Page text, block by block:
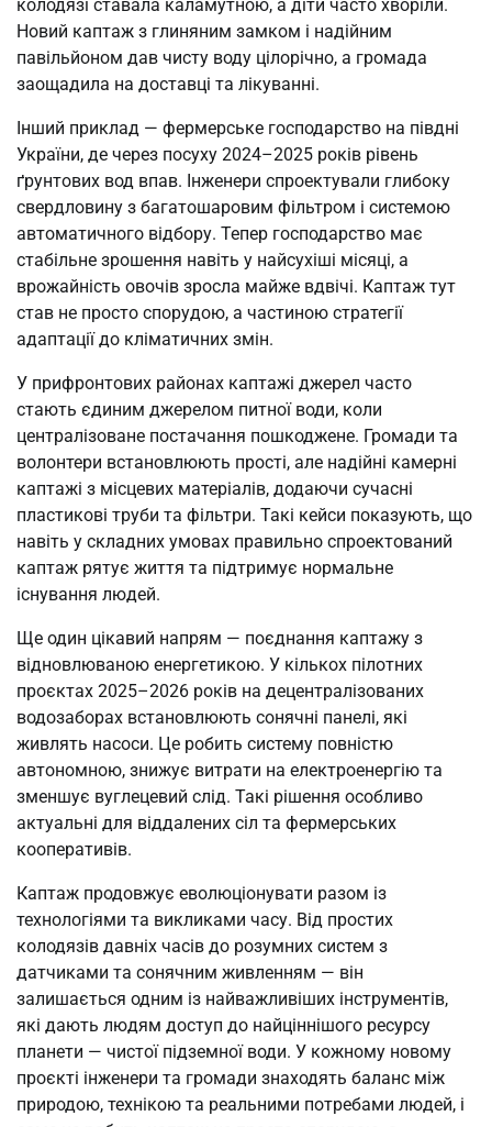
колодязі ставала каламутною, а діти часто хворіли.
Новий каптаж з глиняним замком і надійним
павільйоном дав чисту воду цілорічно, а громада
заощадила на доставці та лікуванні.
Інший приклад — фермерське господарство на півдні
України, де через посуху 2024–2025 років рівень
ґрунтових вод впав. Інженери спроектували глибоку
свердловину з багатошаровим фільтром і системою
автоматичного відбору. Тепер господарство має
стабільне зрошення навіть у найсухіші місяці, а
врожайність овочів зросла майже вдвічі. Каптаж тут
став не просто спорудою, а частиною стратегії
адаптації до кліматичних змін.
У прифронтових районах каптажі джерел часто
стають єдиним джерелом питної води, коли
централізоване постачання пошкоджене. Громади та
волонтери встановлюють прості, але надійні камерні
каптажі з місцевих матеріалів, додаючи сучасні
пластикові труби та фільтри. Такі кейси показують, що
навіть у складних умовах правильно спроектований
каптаж рятує життя та підтримує нормальне
існування людей.
Ще один цікавий напрям — поєднання каптажу з
відновлюваною енергетикою. У кількох пілотних
проєктах 2025–2026 років на децентралізованих
водозаборах встановлюють сонячні панелі, які
живлять насоси. Це робить систему повністю
автономною, знижує витрати на електроенергію та
зменшує вуглецевий слід. Такі рішення особливо
актуальні для віддалених сіл та фермерських
кооперативів.
Каптаж продовжує еволюціонувати разом із
технологіями та викликами часу. Від простих
колодязів давніх часів до розумних систем з
датчиками та сонячним живленням — він
залишається одним із найважливіших інструментів,
які дають людям доступ до найціннішого ресурсу
планети — чистої підземної води. У кожному новому
проєкті інженери та громади знаходять баланс між
природою, технікою та реальними потребами людей, і